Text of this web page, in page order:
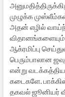
முழுக்க
அதன் எழில்
விதானங்களையும்
ஆக்ரமிப்பு
பெரும்பாலான
என்று
கடைகளே.
தகவல் ஜூனியர்